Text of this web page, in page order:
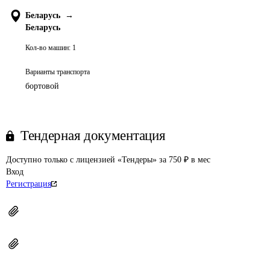
Беларусь
→
Беларусь
Кол-во машин: 1
Варианты транспорта
бортовой
Тендерная документация
Доступно только с лицензией «Тендеры» за 750 ₽ в мес
Вход
Регистрация